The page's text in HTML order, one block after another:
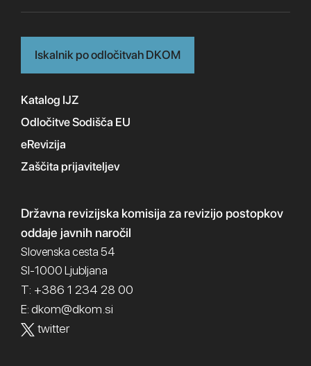
Iskalnik po odločitvah DKOM
Katalog IJZ
Odločitve Sodišča EU
eRevizija
Zaščita prijaviteljev
Državna revizijska komisijaza revizijo postopkov
oddaje javnih naročil
Slovenska cesta 54
SI-1000 Ljubljana
T: +386 1 234 28 00
E: dkom@dkom.si
twitter